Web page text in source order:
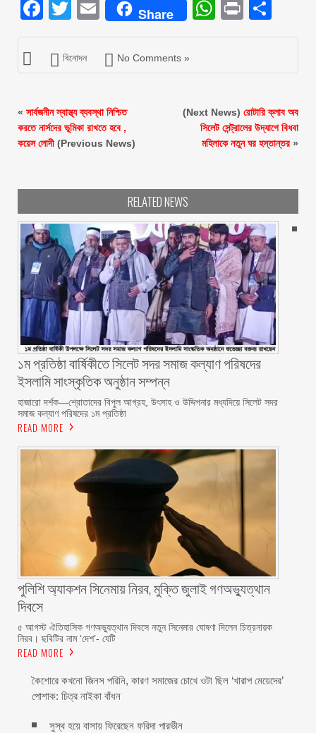
Facebook
Twitter
EmailShare Print
বিনোদন No Comments »
« সার্বজনীন স্বাস্থ্য ব্যবস্থা নিশ্চিত
করতে নার্সদের ভূমিকা রাখতে হবে ,
কয়েস লোদী (Previous News)
(Next News) রোটারি ক্লাব অব
সিলেট সেন্ট্রালের উদ্যাগে বিধবা
মহিলাকে নতুন ঘর হস্তান্তর»
RELATED NEWS
১ম প্রতিষ্ঠা বার্ষিকীতে সিলেট সদর সমাজ কল্যাণ পরিষদের
ইসলামি সাংস্কৃতিক অনুষ্ঠান সম্পন্ন
‎হাজারো দর্শক—শ্রোতাদের বিপুল আগ্রহ, উৎসাহ ও উদ্দিপনার মধ্যদিয়ে সিলেট সদর
সমাজ কল্যাণ পরিষদের ১ম প্রতিষ্ঠা
READ MORE
পুলিশি অ্যাকশন সিনেমায় নিরব, মুক্তি জুলাই গণঅভ্যুত্থান
দিবসে
৫ আগস্ট ঐতিহাসিক গণঅভ্যুত্থান দিবসে নতুন সিনেমার ঘোষণা দিলেন চিত্রনায়ক
নিরব। ছবিটির নাম ‘দেশ’- যেটি
READ MORE
কৈশোরে কখনো জিনস পরিনি, কারণ সমাজের চোখে ওটা ছিল ‘খারাপ মেয়েদের’
পোশাক: চিত্র নাইকা বাঁধন
সুস্থ হয়ে বাসায় ফিরেছেন ফরিদা পারভীন